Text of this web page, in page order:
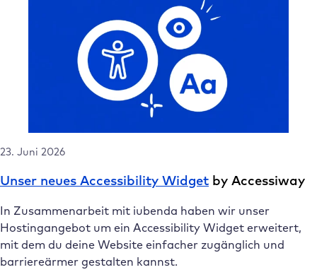
23. Juni 2026
Unser neues Accessibility Widget by Accessiway
In Zusammenarbeit mit iubenda haben wir unser
Hostingangebot um ein Accessibility Widget erweitert,
mit dem du deine Website einfacher zugänglich und
barriereärmer gestalten kannst.